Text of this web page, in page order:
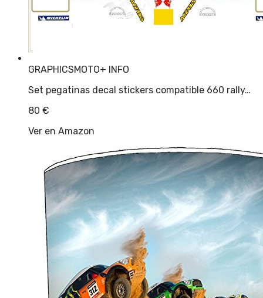
GRAPHICSMOTO+ INFO
Set pegatinas decal stickers compatible 660 rally…
80 €
Ver en Amazon